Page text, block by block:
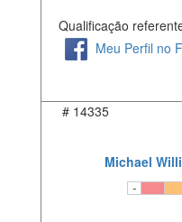
Qualificação
Meu Perfil no
# 14335
Michael